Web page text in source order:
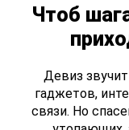
Чтоб
Девиз
гаджетов,
связи. Но